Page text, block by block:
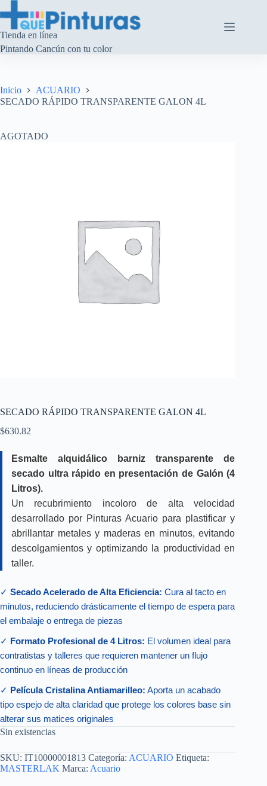
al
contenido
Tienda en línea
Pintando Cancún con tu color
Inicio
ACUARIO
SECADO RÁPIDO TRANSPARENTE GALON 4L
AGOTADO
SECADO RÁPIDO TRANSPARENTE GALON 4L
$630.82
Esmalte alquidálico barniz transparente de
secado ultra rápido en presentación de Galón (4
Litros).
Un recubrimiento incoloro de alta velocidad
desarrollado por Pinturas Acuario para plastificar y
abrillantar metales y maderas en minutos, evitando
descolgamientos y optimizando la productividad en
taller.
✓ Secado Acelerado de Alta Eficiencia: Cura al tacto en
minutos, reduciendo drásticamente el tiempo de espera para
el embalaje o entrega de piezas
✓ Formato Profesional de 4 Litros: El volumen ideal para
contratistas y talleres que requieren mantener un flujo
continuo en líneas de producción
✓ Película Cristalina Antiamarilleo: Aporta un acabado
tipo espejo de alta claridad que protege los colores base sin
alterar sus matices originales
Sin existencias
SKU: IT10000001813 Categoría: ACUARIO Etiqueta:
MASTERLAK Marca: Acuario